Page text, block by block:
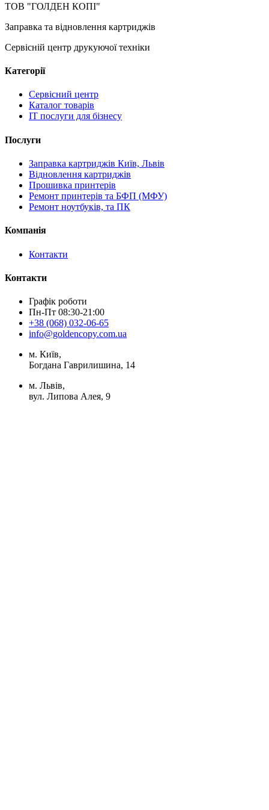
ТОВ "ГОЛДЕН КОПІ"
Заправка та відновлення картриджів
Сервісній центр друкуючої техніки
Категорії
Сервісний центр
Каталог товарів
IT послуги для бізнесу
Послуги
Заправка картриджів Київ, Львів
Відновлення картриджів
Прошивка принтерів
Ремонт принтерів та БФП (МФУ)
Ремонт ноутбуків, та ПК
Компанія
Контакти
Контакти
Графік роботи
Пн-Пт 08:30-21:00
+38 (068) 032-06-65
info@goldencopy.com.ua
м. Київ,
Богдана Гаврилишина, 14
м. Львів,
вул. Липова Алея, 9